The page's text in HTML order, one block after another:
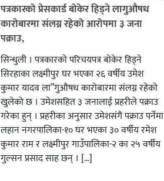
पत्रकारको प्रेसकार्ड बोकेर हिड्ने लागुऔषध
कारोबारमा संलग्न रहेको आरोपमा ३ जना
पक्राउ,
सिन्धुली । पत्रकारको परिचयपत्र बोकेर हिड्ने
सिरहाका लक्ष्मीपुर घर भएका २६ वर्षीय उमेश
कुमार यादव ला”गुऔषध कारोबारमा संलग्न रहेको
खुलेको छ । उमेशसहित ३ जनालाई प्रहरीले पक्राउ
गरेका हुन् । प्रहरीका अनुसार उमेशसंगै पक्राउ पर्नेमा
लहान नगरपालिका-१० घर भएका ३० वर्षीय रमेश
कुमार राम र लक्ष्मीपुर गाउँपालिका-२ का २५ वर्षीय
गुल्सन प्रसाद साह छन् । […]